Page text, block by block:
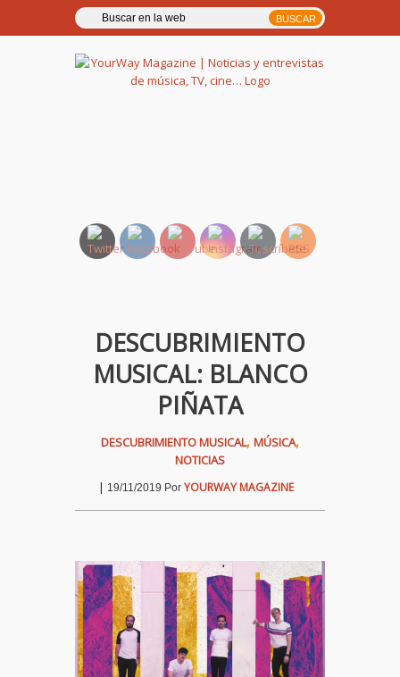
DESCUBRIMIENTO
MUSICAL: BLANCO
PIÑATA
DESCUBRIMIENTO MUSICAL, MÚSICA,
NOTICIAS
| 19/11/2019 Por YOURWAY MAGAZINE